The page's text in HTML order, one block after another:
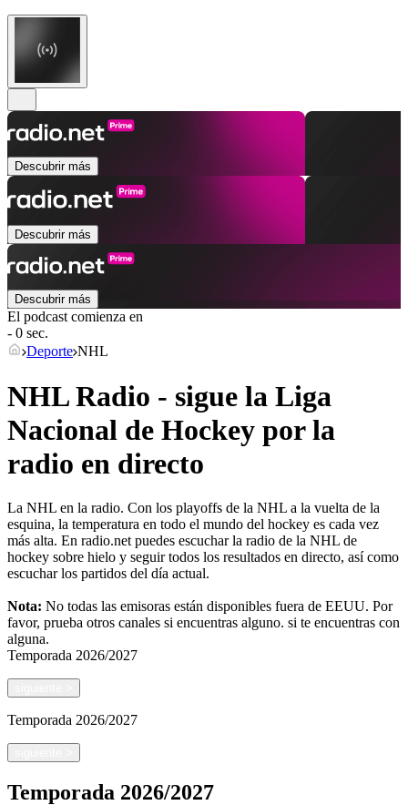
Descubrir más
Descubrir más
Descubrir más
El podcast comienza en
- 0 sec.
Deporte NHL
NHL Radio - sigue la Liga
Nacional de Hockey por la
radio en directo
La NHL en la radio. Con los playoffs de la NHL a la vuelta de la
esquina, la temperatura en todo el mundo del hockey es cada vez
más alta. En radio.net puedes escuchar la radio de la NHL de
hockey sobre hielo y seguir todos los resultados en directo, así como
escuchar los partidos del día actual.
Nota: No todas las emisoras están disponibles fuera de EEUU. Por
favor, prueba otros canales si encuentras alguno. si te encuentras con
alguna.
Temporada 2026/2027
Temporada 2026/2027
Temporada 2026/2027